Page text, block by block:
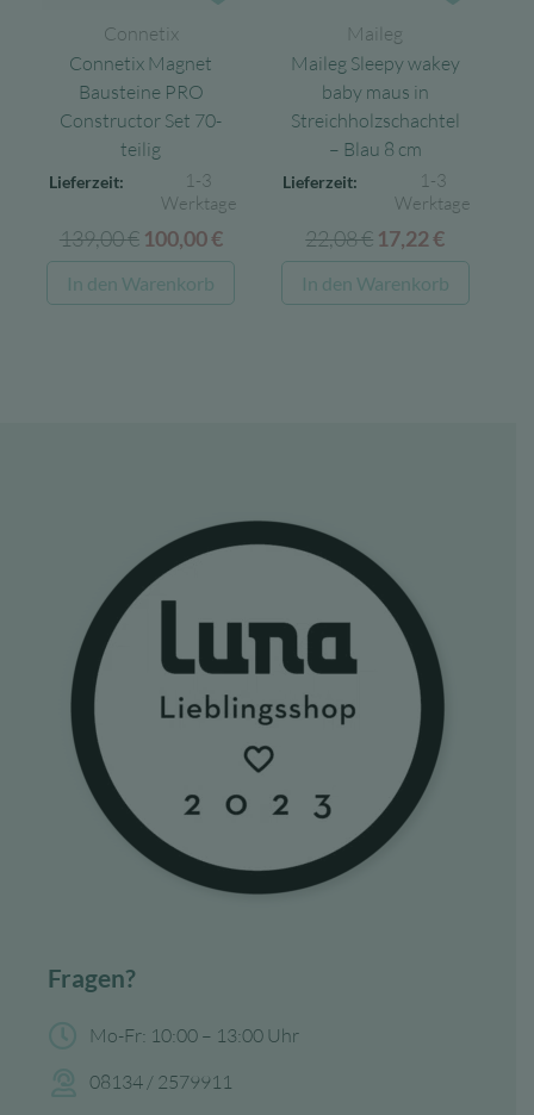
Connetix
Connetix Magnet
Bausteine PRO
Constructor Set 70-
teilig
Lieferzeit:
1-3
Werktage
139,00€ Ursprünglicher
Preis
war:
100,00€Aktueller
Preis
ist:
In den Warenkorb
Maileg
Maileg Sleepy wakey
baby maus in
Streichholzschachtel
– Blau 8 cm
Lieferzeit:
1-3
Werktage
22,08€ Ursprünglicher
Preis
war:
17,22€
Preis
ist:
In den Warenkorb
Fragen?
Mo-Fr: 10:00 – 13:00 Uhr
08134 / 2579911